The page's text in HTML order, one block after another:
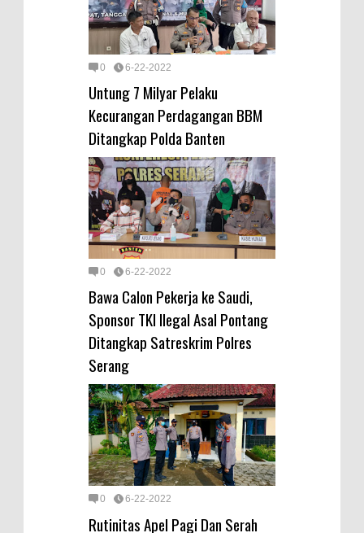
0 6-22-2022
Untung 7 Milyar Pelaku
Kecurangan Perdagangan BBM
Ditangkap Polda Banten
0 6-22-2022
Bawa Calon Pekerja ke Saudi,
Sponsor TKI Ilegal Asal Pontang
Ditangkap Satreskrim Polres
Serang
0 6-22-2022
Rutinitas Apel Pagi Dan Serah